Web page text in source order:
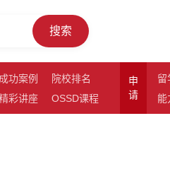
搜索
成功案例
院校排名
彩讲座 OSSD课程
申
请
留
能